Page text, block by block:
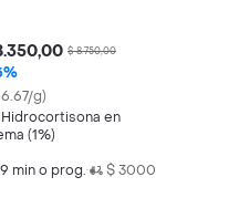
$ 8.750,00
g)
Hidrocortisona en
(1%)
min o prog.• $ 3000